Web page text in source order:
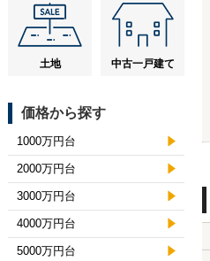
土地 中古一戸建て
価格から探す
1000万円台
2000万円台
3000万円台
4000万円台
5000万円台